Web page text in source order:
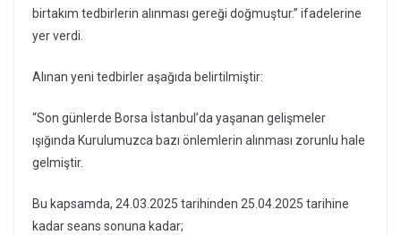
birtakım tedbirlerin alınması gereği doğmuştur.” ifadelerine
yer verdi.
Alınan yeni tedbirler aşağıda belirtilmiştir:
“Son günlerde Borsa İstanbul’da yaşanan gelişmeler
ışığında Kurulumuzca bazı önlemlerin alınması zorunlu hale
gelmiştir.
Bu kapsamda, 24.03.2025 tarihinden 25.04.2025 tarihine
kadar seans sonuna kadar;